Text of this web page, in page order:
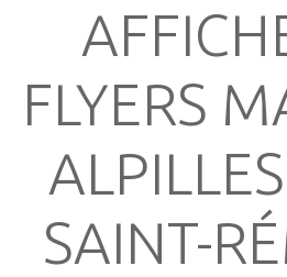
FLYERS
SAINT-